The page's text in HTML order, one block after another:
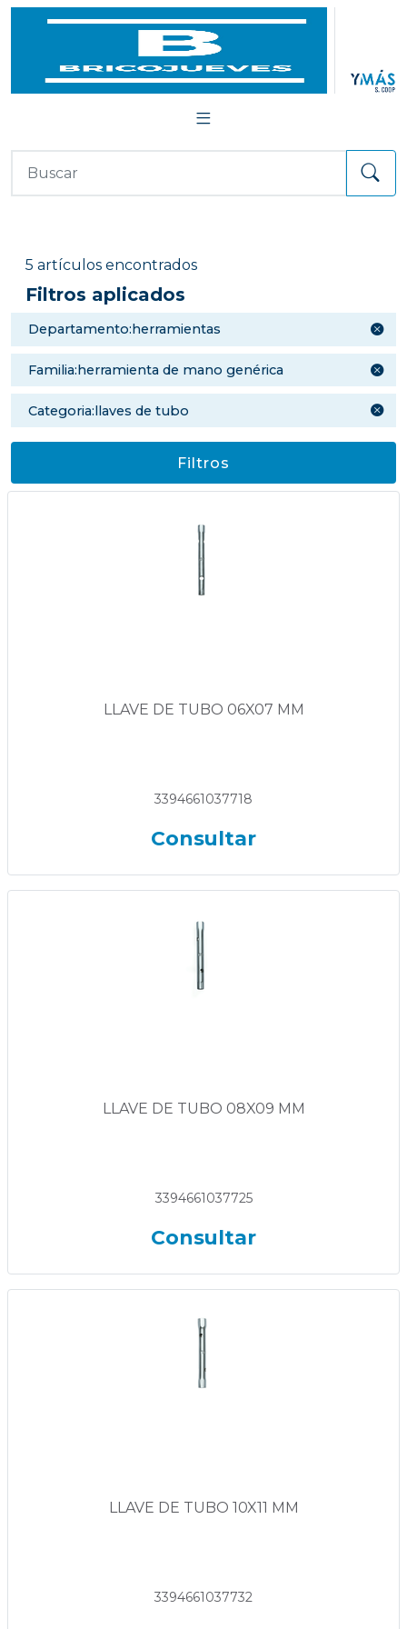
5 artículos encontrados
Filtros aplicados
departamento:herramientas
familia:herramienta de mano genérica
categoria:llaves de tubo
Filtros
LLAVE DE TUBO 06X07 MM
3394661037718
Consultar
LLAVE DE TUBO 08X09 MM
3394661037725
Consultar
LLAVE DE TUBO 10X11 MM
3394661037732